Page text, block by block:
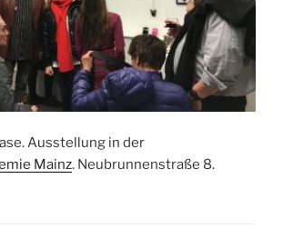
Ausstellung in der
Mainz. Neubrunnenstraße 8.